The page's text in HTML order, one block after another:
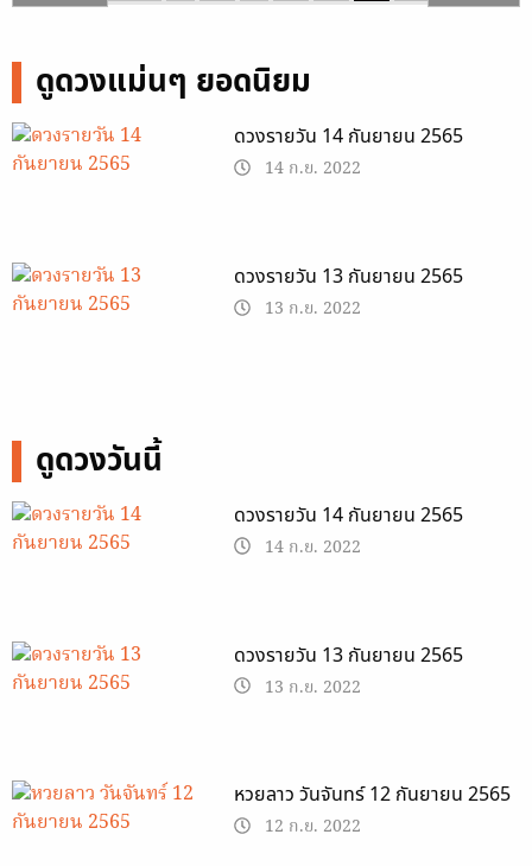
ดูดวงแม่นๆ ยอดนิยม
ดวงรายวัน 14 กันยายน 2565
14 ก.ย. 2022
ดวงรายวัน 13 กันยายน 2565
13 ก.ย. 2022
ดูดวงวันนี้
ดวงรายวัน 14 กันยายน 2565
14 ก.ย. 2022
ดวงรายวัน 13 กันยายน 2565
13 ก.ย. 2022
หวยลาว วันจันทร์ 12 กันยายน 2565
12 ก.ย. 2022